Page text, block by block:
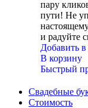
пару
пути! Не
и радуйте
Добавить
В корзину
Быстрый
Свадебные
Стоимость